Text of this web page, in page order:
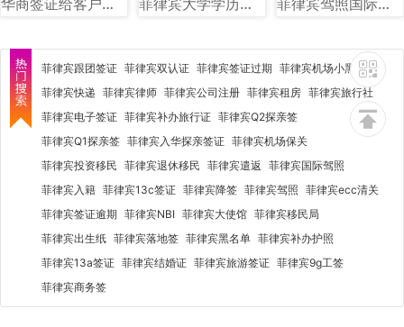
菲律宾跟团签证 菲律宾双认证 菲律宾签证过期 菲律宾机场小黑屋
菲律宾快递 菲律宾律师 菲律宾公司注册 菲律宾租房 菲律宾旅行社
菲律宾电子签证 菲律宾补办旅行证 菲律宾Q2探亲签
菲律宾Q1探亲签 菲律宾入华探亲签证 菲律宾机场保关
菲律宾投资移民 菲律宾退休移民 菲律宾遣返
菲律宾国际驾照
菲律宾入籍 菲律宾13c签证 菲律宾降签 菲律宾驾照 菲律宾ecc清关
菲律宾签证逾期 菲律宾NBI 菲律宾大使馆 菲律宾移民局
菲律宾出生纸 菲律宾落地签 菲律宾黑名单 菲律宾补办护照
菲律宾13a签证 菲律宾结婚证 菲律宾旅游签证 菲律宾9g工签
菲律宾商务签